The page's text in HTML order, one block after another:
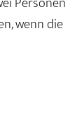
wenn die